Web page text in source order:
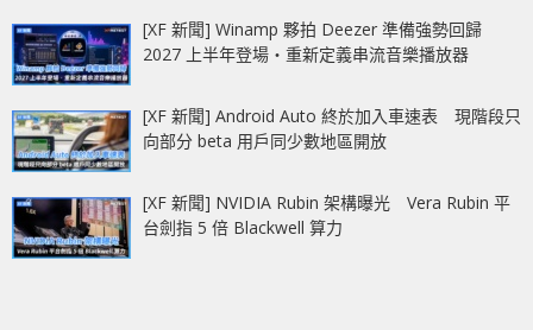
[XF 新聞] Winamp 夥拍 Deezer 準備強勢回歸
2027 上半年登場‧重新定義串流音樂播放器
[XF 新聞] Android Auto 終於加入車速表 現階段只
向部分 beta 用戶同少數地區開放
[XF 新聞] NVIDIA Rubin 架構曝光 Vera Rubin 平
台劍指 5 倍 Blackwell 算力